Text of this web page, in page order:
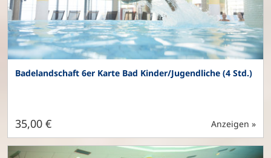
Badelandschaft 6er Karte Bad Kinder/Jugendliche (4 Std.)
35,00 € Anzeigen »